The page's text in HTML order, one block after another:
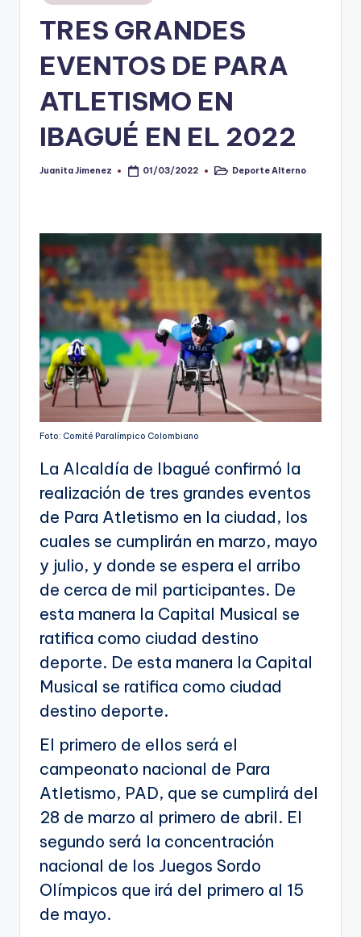
V
en
TRES GRANDES
EVENTOS DE PARA
ATLETISMO EN
IBAGUÉ EN EL 2022
Publicado
Juanita Jimenez 01/03/2022
Publicado
Deporte Alterno
Foto: Comité Paralímpico Colombiano
La Alcaldía de Ibagué confirmó la
realización de tres grandes eventos
de Para Atletismo en la ciudad, los
cuales se cumplirán en marzo, mayo
y julio, y donde se espera el arribo
de cerca de mil participantes. De
esta manera la Capital Musical se
ratifica como ciudad destino
deporte. De esta manera la Capital
Musical se ratifica como ciudad
destino deporte.
El primero de ellos será el
campeonato nacional de Para
Atletismo, PAD, que se cumplirá del
28 de marzo al primero de abril. El
segundo será la concentración
nacional de los Juegos Sordo
Olímpicos que irá del primero al 15
de mayo.